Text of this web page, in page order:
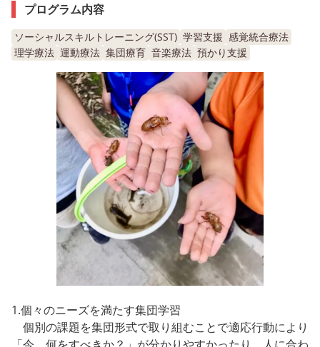
プログラム内容
ソーシャルスキルトレーニング(SST) 学習支援 感覚統合療法
理学療法 運動療法 集団療育 音楽療法 預かり支援
1.個々のニーズを満たす集団学習
個別の課題を集団形式で取り組むことで適応行動により
「今、何をすべきか？」が分かりやすかったり、人に合わ